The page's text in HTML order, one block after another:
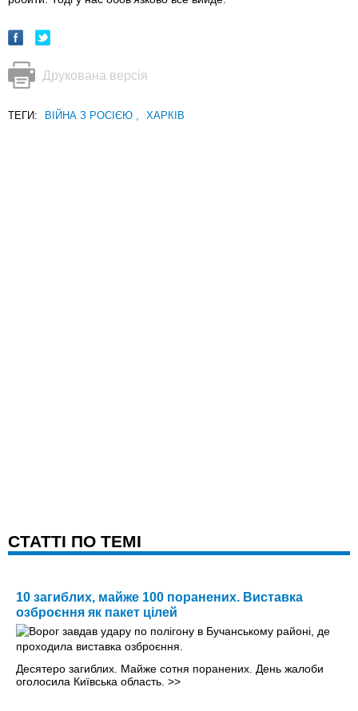
Друкована версія
ТЕГИ: ВІЙНА З РОСІЄЮ , ХАРКІВ
CТАТТІ ПО ТЕМІ
10 загиблих, майже 100 поранених. Виставка
озброєння як пакет цілей
Десятеро загиблих. Майже сотня поранених. День жалоби
оголосила Київська область. >>